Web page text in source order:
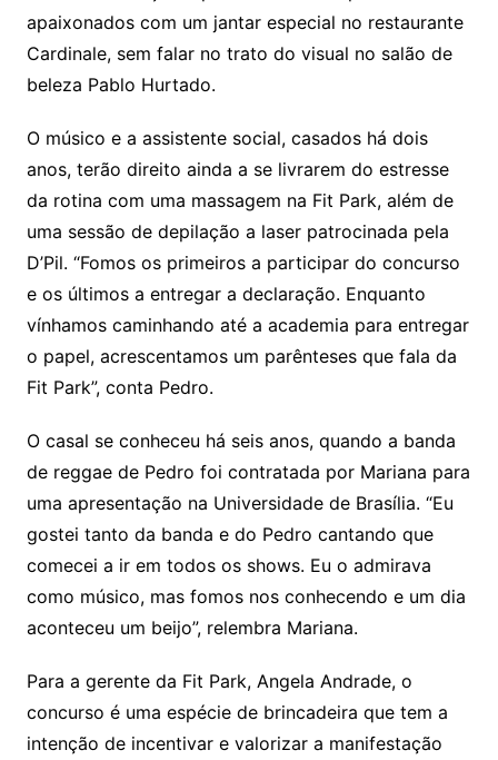
apaixonados com um jantar especial no restaurante
Cardinale, sem falar no trato do visual no salão de
beleza Pablo Hurtado.
O músico e a assistente social, casados há dois
anos, terão direito ainda a se livrarem do estresse
da rotina com uma massagem na Fit Park, além de
uma sessão de depilação a laser patrocinada pela
D’Pil. “Fomos os primeiros a participar do concurso
e os últimos a entregar a declaração. Enquanto
vínhamos caminhando até a academia para entregar
o papel, acrescentamos um parênteses que fala da
Fit Park”, conta Pedro.
O casal se conheceu há seis anos, quando a banda
de reggae de Pedro foi contratada por Mariana para
uma apresentação na Universidade de Brasília. “Eu
gostei tanto da banda e do Pedro cantando que
comecei a ir em todos os shows. Eu o admirava
como músico, mas fomos nos conhecendo e um dia
aconteceu um beijo”, relembra Mariana.
Para a gerente da Fit Park, Angela Andrade, o
concurso é uma espécie de brincadeira que tem a
intenção de incentivar e valorizar a manifestação